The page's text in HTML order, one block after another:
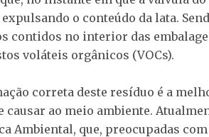
expulsando o conteúdo da lata.
contidos no interior das
voláteis orgânicos (VOCs).
correta deste resíduo é a
causar ao meio ambiente.
Ambiental, que, preocupadas